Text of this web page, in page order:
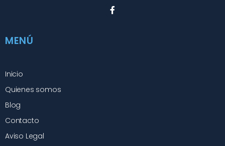
MENÚ
Inicio
Quienes somos
Blog
Contacto
Aviso Legal